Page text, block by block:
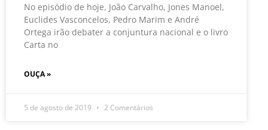
No episódio de hoje, João Carvalho, Jones Manoel,
Euclides Vasconcelos, Pedro Marim e André
Ortega irão debater a conjuntura nacional e o livro
Carta no
OUÇA »
5 de agosto de 2019 2 Comentários